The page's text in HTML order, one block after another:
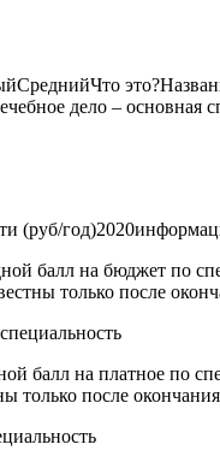
СреднийЧто
дело – основная
(руб/год)2020
балл на бюджет по
только после
балл на платное по
только после